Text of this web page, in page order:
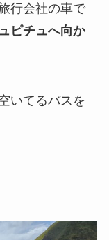
行会社の車で
ピチュへ向か
いてるバスを